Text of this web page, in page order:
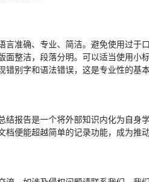
言准确、专业、简洁。避免使用过于
面整洁，段落分明。可以适当使用
错别字和语法错误，这是专业性的基本
结报告是一个将外部知识内化为自身
档便能超越简单的记录功能，成为推